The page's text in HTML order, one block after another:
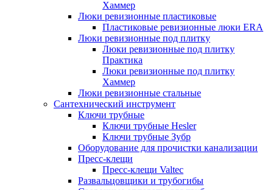
Хаммер
Люки ревизионные пластиковые
Пластиковые ревизионные люки ERA
Люки ревизионные под плитку
Люки ревизионные под плитку
Практика
Люки ревизионные под плитку
Хаммер
Люки ревизионные стальные
Сантехнический инструмент
Ключи трубные
Ключи трубные Hesler
Ключи трубные Зубр
Оборудование для прочистки канализации
Пресс-клещи
Пресс-клещи Valtec
Развальцовщики и трубогибы